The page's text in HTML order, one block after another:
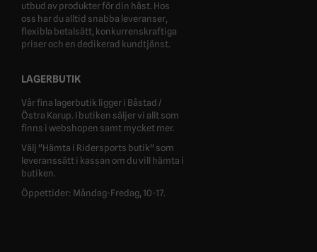
utbud av produkter för din häst. Hos
oss har du alltid snabba leveranser,
flexibla betalsätt, konkurrenskraftiga
priser och en dedikerad kundtjänst.
LAGERBUTIK
Vår fina lagerbutik ligger i Båstad /
Östra Karup. I butiken säljer vi allt som
finns i webshopen samt mycket mer.
Välj "Hämta i Ridersports butik" som
leveranssätt i kassan om du vill hämta i
butiken.
Öppettider: Måndag-Fredag, 10-17.